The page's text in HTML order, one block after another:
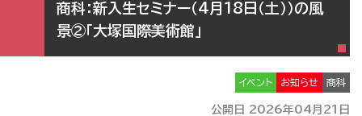
商科：新入生セミナー（4月18日（土））の風
景②「大塚国際美術館」
イベント お知らせ 商科
公開日 2026年04月21日